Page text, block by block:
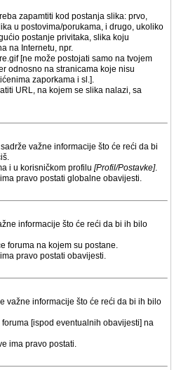
zapamtiti kod postanja slika: prvo,
u postovima/porukama, i drugo, ukoliko
postanje privitaka, slika koju
na Internetu, npr.
[ne može postojati samo na tvojem
odnosno na stranicama koje nisu
zaporkama i sl.].
URL, na kojem se slika nalazi, sa
važne informacije što će reći da bi
i u korisničkom profilu [Profil/Postavke].
pravo postati globalne obavijesti.
informacije što će reći da bi ih bilo
foruma na kojem su postane.
pravo postati obavijesti.
važne informacije što će reći da bi ih bilo
[ispod eventualnih obavijesti] na
ima pravo postati.